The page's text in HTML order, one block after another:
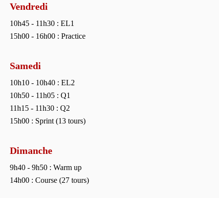
Vendredi
10h45 - 11h30 : EL1
15h00 - 16h00 : Practice
Samedi
10h10 - 10h40 : EL2
10h50 - 11h05 : Q1
11h15 - 11h30 : Q2
15h00 : Sprint (13 tours)
Dimanche
9h40 - 9h50 : Warm up
14h00 : Course (27 tours)